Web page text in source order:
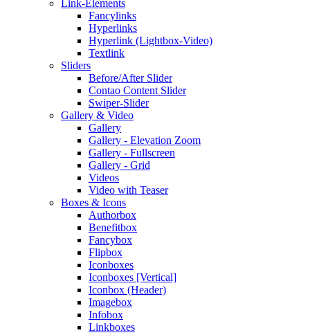
Link-Elements
Fancylinks
Hyperlinks
Hyperlink (Lightbox-Video)
Textlink
Sliders
Before/After Slider
Contao Content Slider
Swiper-Slider
Gallery & Video
Gallery
Gallery - Elevation Zoom
Gallery - Fullscreen
Gallery - Grid
Videos
Video with Teaser
Boxes & Icons
Authorbox
Benefitbox
Fancybox
Flipbox
Iconboxes
Iconboxes [Vertical]
Iconbox (Header)
Imagebox
Infobox
Linkboxes